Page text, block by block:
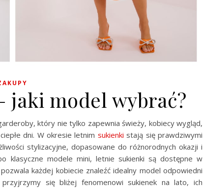
jaki model wybrać?
który nie tylko zapewnia świeży, kobiecy wygląd,
dni. W okresie letnim sukienki stają się prawdziwymi
stylizacyjne, dopasowane do różnorodnych okazji i
klasyczne modele mini, letnie sukienki są dostępne w
każdej kobiecie znaleźć idealny model odpowiedni
się bliżej fenomenowi sukienek na lato, ich